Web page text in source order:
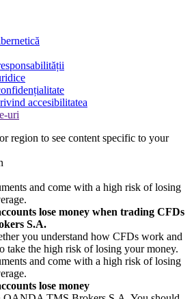
accesibilitatea
uri
region to see content specific to your
and come with a high risk of losing
lose money when trading CFDs
S.A.
you understand how CFDs work and
take the high risk of losing your money.
and come with a high risk of losing
lose money